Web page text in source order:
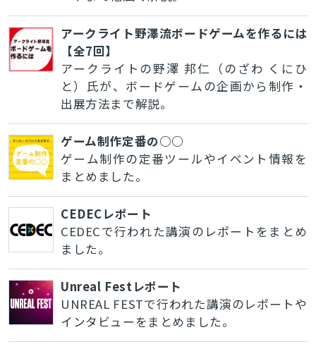
アークライト野澤流ボードゲームを作るには
【全7回】
アークライトの野澤 邦仁（のざわ くにひ
と）氏が、ボードゲームの企画から制作・
出展方法まで解説。
ゲーム制作定番の○○
ゲーム制作の定番ツールやイベント情報を
まとめました。
CEDECレポート
CEDECで行われた講演のレポートをまとめ
ました。
Unreal Festレポート
UNREAL FESTで行われた講演のレポートや
インタビューをまとめました。